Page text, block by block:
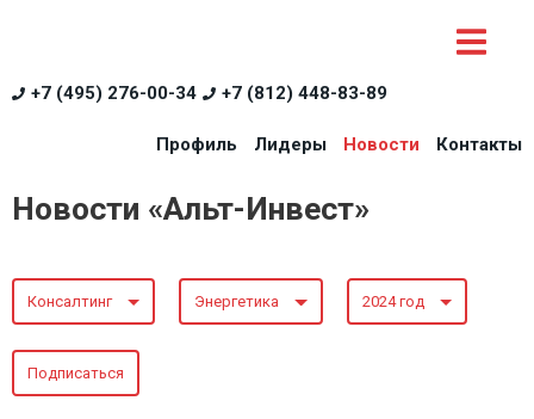
+7 (495) 276-00-34 +7 (812) 448-83-89
Профиль Лидеры Новости Контакты
Новости «Альт-Инвест»
Консалтинг Энергетика 2024 год
Подписаться